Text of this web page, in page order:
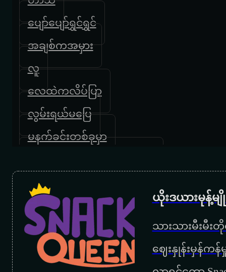
ပျော်ပျော်ရွှင်ရွှင်
အချစ်ကအမှား
လူ
လေထဲကလိပ်ပြာ
လွမ်းရယ်မပြေ
မနက်ခင်းတစ်ခုမှာ
ဘာမှမသိချင်သောညများ
ဖြူစင်သူများသို့
ပြိုမှာလေလားမိုးကောင်းကင်
နောင်တတွေအကြောင်း
ယိုးဒယားမုန့်
သားသားမီးမီး
ဈေးနှုန်းမှန်က